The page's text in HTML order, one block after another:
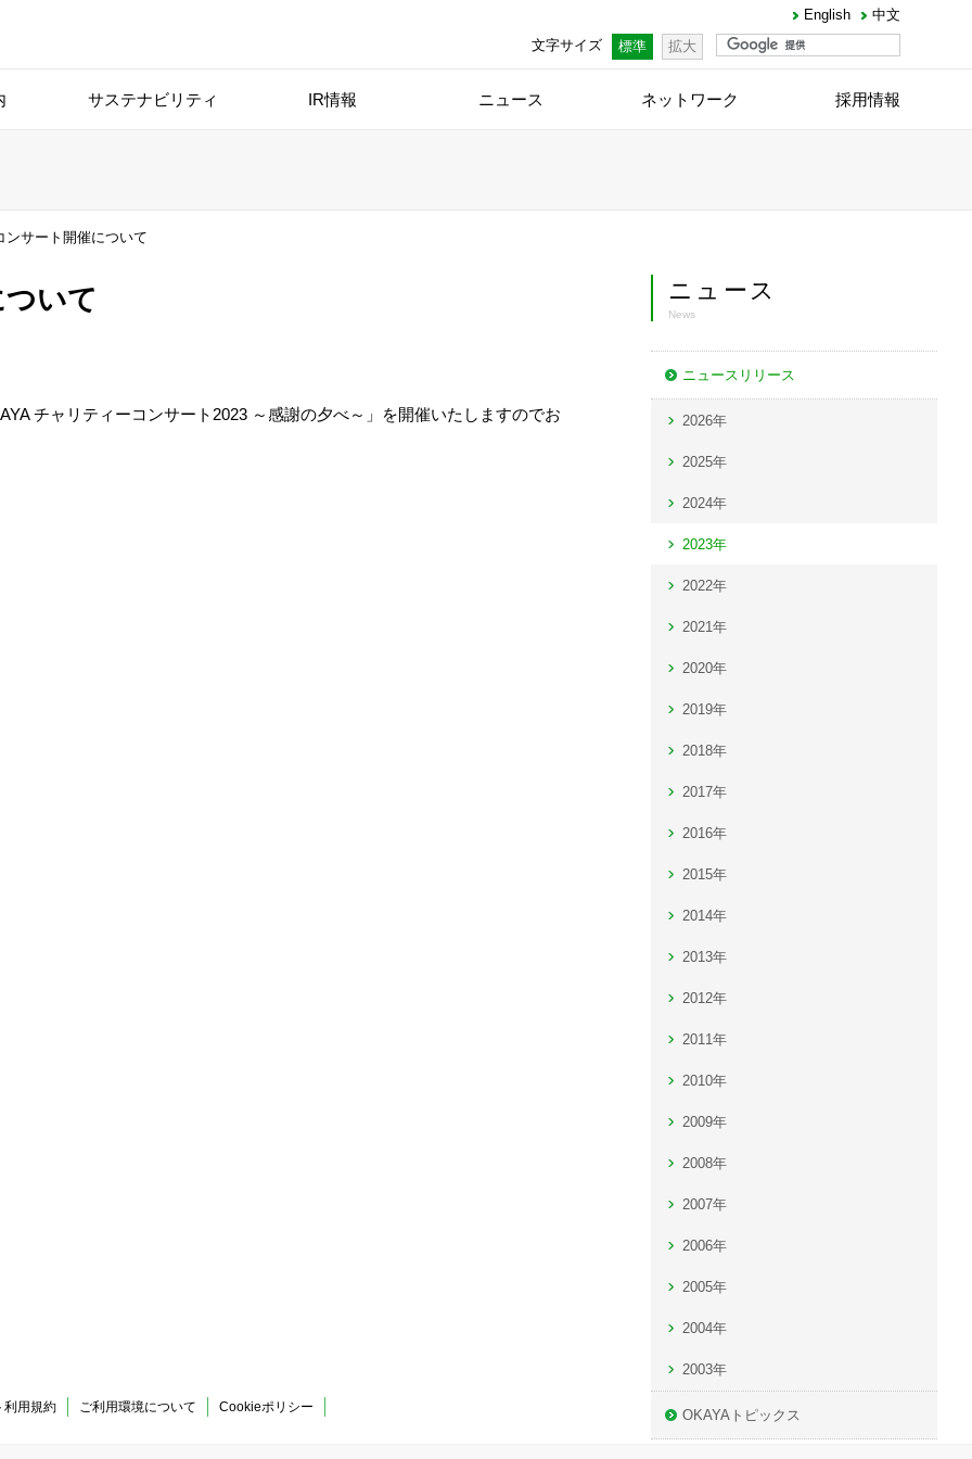
English
中文
文字サイズ
標準 拡大
サステナビリティ IR情報 ニュース ネットワーク 採用情報
ンサート開催について
いて
チャリティーコンサート2023 ～感謝の夕べ～」を開催いたしますのでお
ニュース
News
ニュースリリース
2026年
2025年
2024年
2023年
2022年
2021年
2020年
2019年
2018年
2017年
2016年
2015年
2014年
2013年
2012年
2011年
2010年
2009年
2008年
2007年
2006年
2005年
2004年
2003年
OKAYAトピックス
利用規約 ご利用環境について Cookieポリシー